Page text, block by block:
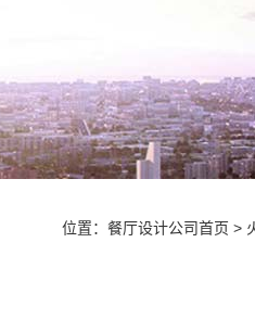
位置： 餐厅设计公司首页 >